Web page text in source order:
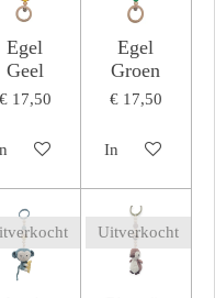
Egel
Geel
€ 17,50
winkelwagen
Egel
Groen
€ 17,50
In winkelwagen
Uitverkocht